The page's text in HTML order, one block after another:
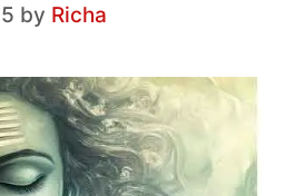
by Richa